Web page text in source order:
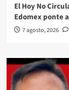
El Hoy No
Edomex ponte
7 agosto, 2026